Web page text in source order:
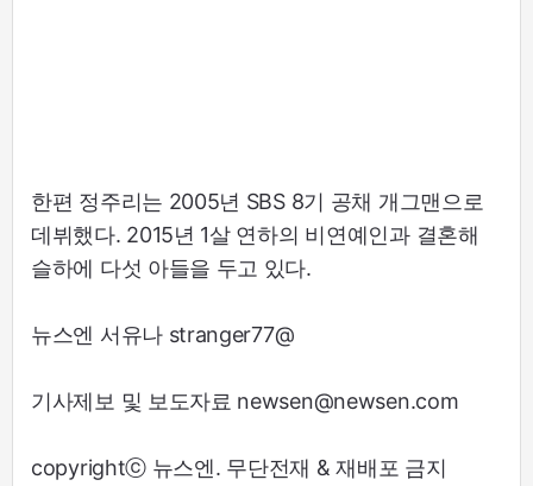
한편 정주리는 2005년 SBS 8기 공채 개그맨으로
데뷔했다. 2015년 1살 연하의 비연예인과 결혼해
슬하에 다섯 아들을 두고 있다.
뉴스엔 서유나 stranger77@
기사제보 및 보도자료 newsen@newsen.com
copyrightⓒ 뉴스엔. 무단전재 & 재배포 금지